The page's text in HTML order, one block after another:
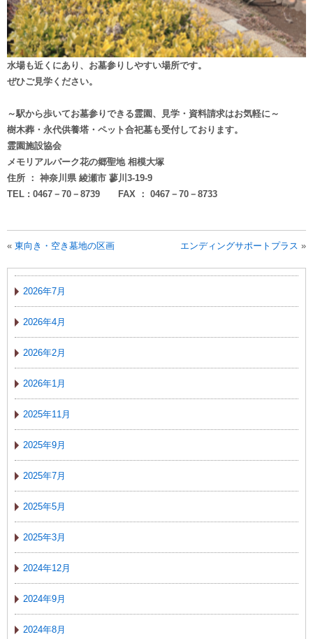
水場も近くにあり、お墓参りしやすい場所です。
ぜひご見学ください。
～駅から歩いてお墓参りできる霊園、見学・資料請求はお気軽に～
樹木葬・永代供養塔・ペット合祀墓も受付しております。
霊園施設協会
メモリアルパーク花の郷聖地 相模大塚
住所 ： 神奈川県 綾瀬市 蓼川3-19-9
TEL : 0467－70－8739 FAX ： 0467－70－8733
« 東向き・空き墓地の区画 エンディングサポートプラス »
2026年7月
2026年4月
2026年2月
2026年1月
2025年11月
2025年9月
2025年7月
2025年5月
2025年3月
2024年12月
2024年9月
2024年8月